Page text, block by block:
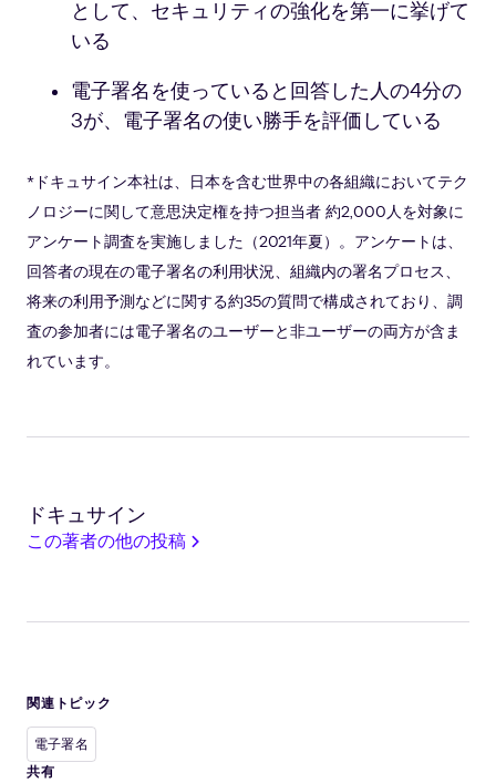
として、セキュリティの強化を第一に挙げて
いる
電子署名を使っていると回答した人の4分の
3が、電子署名の使い勝手を評価している
*ドキュサイン本社は、日本を含む世界中の各組織においてテク
ノロジーに関して意思決定権を持つ担当者 約2,000人を対象に
アンケート調査を実施しました（2021年夏）。アンケートは、
回答者の現在の電子署名の利用状況、組織内の署名プロセス、
将来の利用予測などに関する約35の質問で構成されており、調
査の参加者には電子署名のユーザーと非ユーザーの両方が含ま
れています。
ドキュサイン
この著者の他の投稿
関連トピック
電子署名
共有